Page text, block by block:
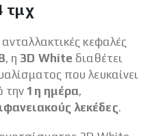
τμχ
κεφαλές
, η 3D White διαθέτει
που λευκαίνει
την 1η ημέρα,
λεκέδες.